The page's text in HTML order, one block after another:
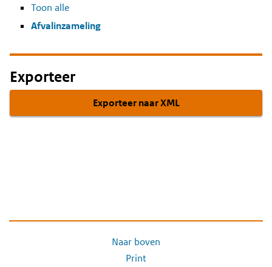
Toon alle
Afvalinzameling
Exporteer
Exporteer naar XML
Naar boven
Print